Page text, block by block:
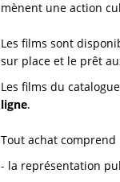
mènent une action
Les films sont
sur place et le prêt
Les films du catalogue
ligne.
Tout achat comprend
- la représentation